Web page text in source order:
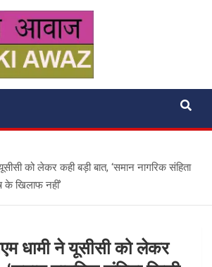
को लेकर कही बड़ी बात, ‘समान नागरिक संहिता
के खिलाफ नहीं’
धामी ने यूसीसी को लेकर